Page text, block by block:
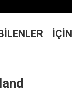
İÇİN